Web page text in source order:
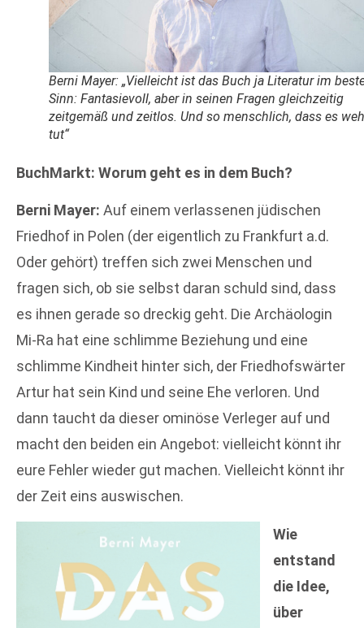
Berni Mayer: „Vielleicht ist das Buch ja Literatur im
Sinn: Fantasievoll, aber in seinen Fragen gleichzeitig
zeitgemäß und zeitlos. Und so menschlich, dass es weh
tut“
BuchMarkt: Worum geht es in dem Buch?
Berni Mayer: Auf einem verlassenen jüdischen
Friedhof in Polen (der eigentlich zu Frankfurt a.d.
Oder gehört) treffen sich zwei Menschen und
fragen sich, ob sie selbst daran schuld sind, dass
es ihnen gerade so dreckig geht. Die Archäologin
Mi-Ra hat eine schlimme Beziehung und eine
schlimme Kindheit hinter sich, der Friedhofswärter
Artur hat sein Kind und seine Ehe verloren. Und
dann taucht da dieser ominöse Verleger auf und
macht den beiden ein Angebot: vielleicht könnt ihr
eure Fehler wieder gut machen. Vielleicht könnt ihr
der Zeit eins auswischen.
Wie
entstand
die Idee,
über